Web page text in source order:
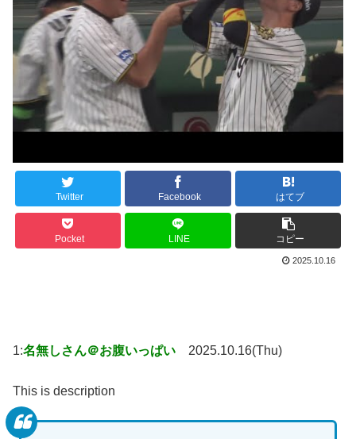
Twitter Facebook はてブ
Pocket LINE コピー
2025.10.16
1:名無しさん＠お腹いっぱい 2025.10.16(Thu)
This is description